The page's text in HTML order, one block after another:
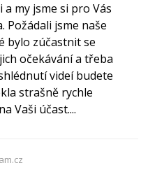
a my jsme si pro Vás
Požádali jsme naše
bylo zúčastnit se
očekávání a třeba
videí budete
strašně rychle
Vaši účast....